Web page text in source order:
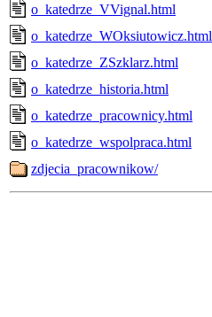
o_katedrze_VVignal.html
o_katedrze_WOksiutowicz.html
o_katedrze_ZSzklarz.html
o_katedrze_historia.html
o_katedrze_pracownicy.html
o_katedrze_wspolpraca.html
zdjecia_pracownikow/